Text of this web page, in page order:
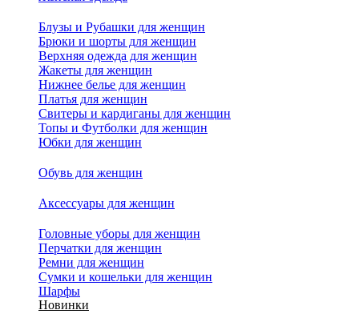
Блузы и Рубашки для женщин
Брюки и шорты для женщин
Верхняя одежда для женщин
Жакеты для женщин
Нижнее белье для женщин
Платья для женщин
Свитеры и кардиганы для женщин
Топы и Футболки для женщин
Юбки для женщин
Обувь для женщин
Аксессуары для женщин
Головные уборы для женщин
Перчатки для женщин
Ремни для женщин
Сумки и кошельки для женщин
Шарфы
Новинки